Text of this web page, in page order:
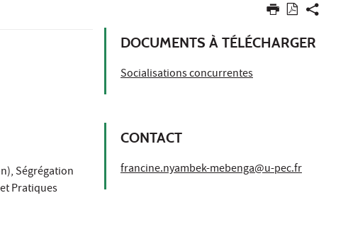
Ségrégation
Pratiques
DOCUMENTS À TÉLÉCHARGER
Socialisations concurrentes
CONTACT
francine.nyambek-mebenga@u-pec.fr